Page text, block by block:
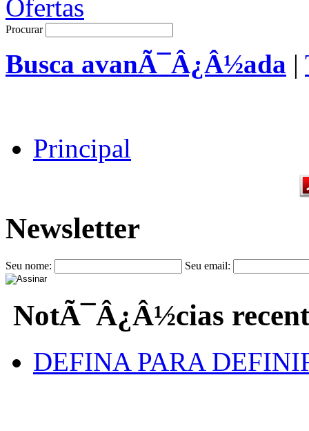
Procurar
Busca avanÃ¯Â¿Â½ada |
Principal
Newsletter
Seu nome: Seu email:
NotÃ¯Â¿Â½cias
DEFINA PARA